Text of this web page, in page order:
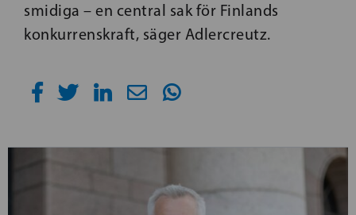
smidiga – en central sak för Finlands
konkurrenskraft, säger Adlercreutz.